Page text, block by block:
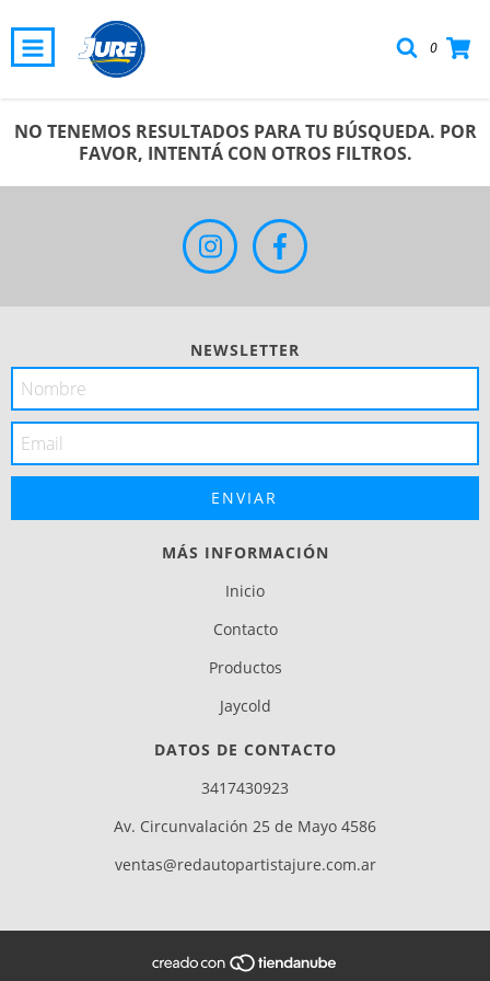
0
NO TENEMOS RESULTADOS PARA TU BÚSQUEDA. POR
FAVOR, INTENTÁ CON OTROS FILTROS.
NEWSLETTER
MÁS INFORMACIÓN
Inicio
Contacto
Productos
Jaycold
DATOS DE CONTACTO
3417430923
Av. Circunvalación 25 de Mayo 4586
ventas@redautopartistajure.com.ar